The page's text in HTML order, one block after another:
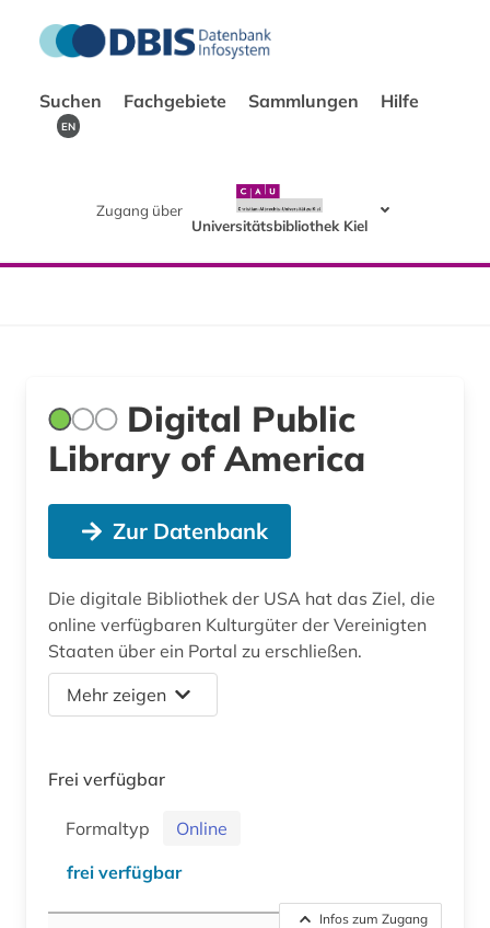
Suchen Fachgebiete Sammlungen Hilfe
EN
Zugang über
Universitätsbibliothek Kiel
Digital Public
Library of America
Zur Datenbank
Die digitale Bibliothek der USA hat das Ziel, die
online verfügbaren Kulturgüter der Vereinigten
Staaten über ein Portal zu erschließen.
Mehr zeigen
Frei verfügbar
Formaltyp
Online
frei verfügbar
Infos zum Zugang